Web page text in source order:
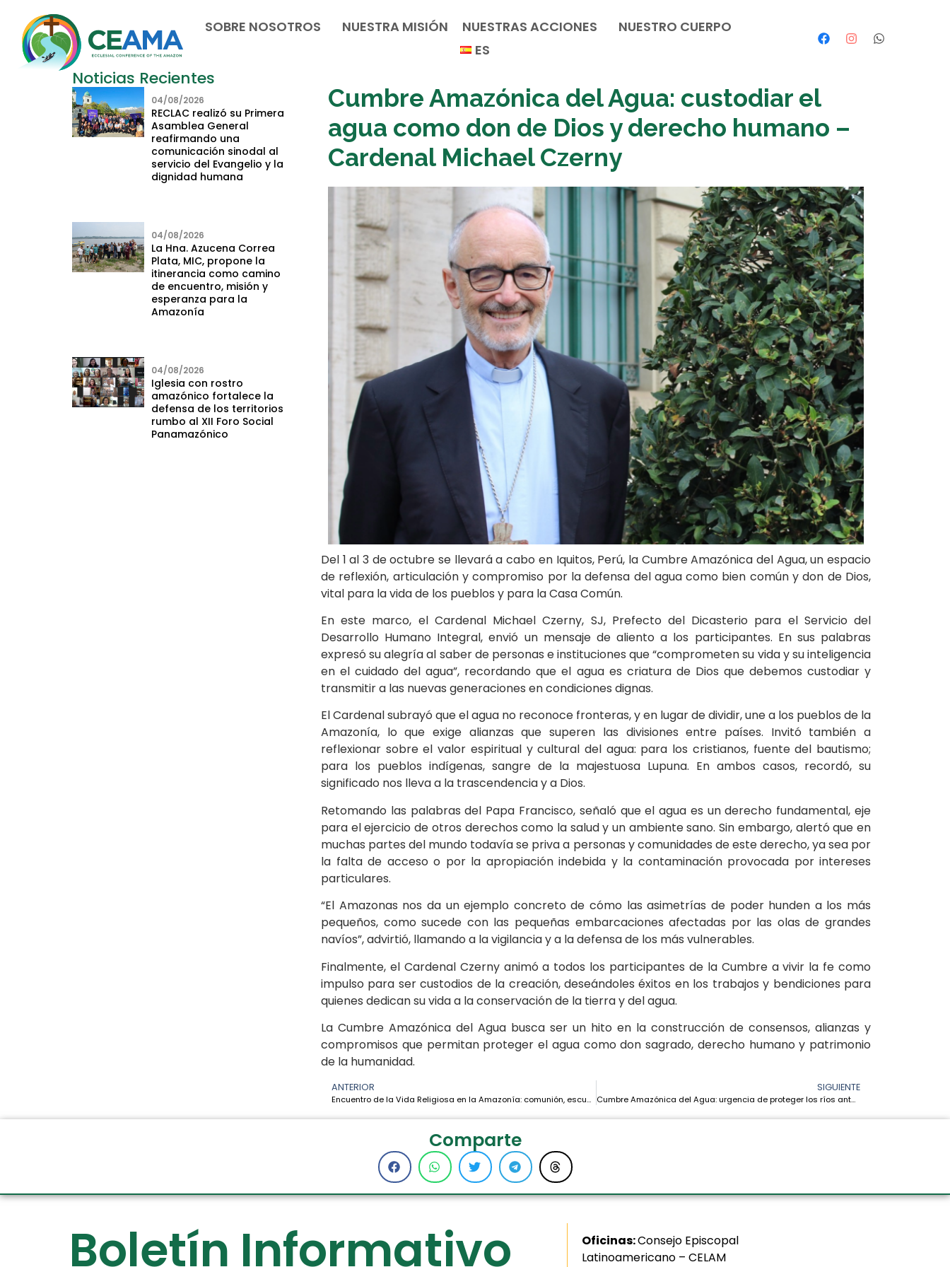
SOBRE NOSOTROS NUESTRA MISIÓN NUESTRAS ACCIONES
NUESTRO CUERPO
ES
Noticias Recientes
04/08/2026
RECLAC realizó su Primera
Asamblea General
reafirmando una
comunicación sinodal al
servicio del Evangelio y la
dignidad humana
04/08/2026
La Hna. Azucena Correa
Plata, MIC, propone la
itinerancia como camino
de encuentro, misión y
esperanza para la
Amazonía
04/08/2026
Iglesia con rostro
amazónico fortalece la
defensa de los territorios
rumbo al XII Foro Social
Panamazónico
Cumbre Amazónica del Agua: custodiar el
agua como don de Dios y derecho humano –
Cardenal Michael Czerny
Del 1 al 3 de octubre se llevará a cabo en Iquitos, Perú, la Cumbre Amazónica del Agua, un espacio
de reflexión, articulación y compromiso por la defensa del agua como bien común y don de Dios,
vital para la vida de los pueblos y para la Casa Común.
En este marco, el Cardenal Michael Czerny, SJ, Prefecto del Dicasterio para el Servicio del
Desarrollo Humano Integral, envió un mensaje de aliento a los participantes. En sus palabras
expresó su alegría al saber de personas e instituciones que “comprometen su vida y su inteligencia
en el cuidado del agua”, recordando que el agua es criatura de Dios que debemos custodiar y
transmitir a las nuevas generaciones en condiciones dignas.
El Cardenal subrayó que el agua no reconoce fronteras, y en lugar de dividir, une a los pueblos de la
Amazonía, lo que exige alianzas que superen las divisiones entre países. Invitó también a
reflexionar sobre el valor espiritual y cultural del agua: para los cristianos, fuente del bautismo;
para los pueblos indígenas, sangre de la majestuosa Lupuna. En ambos casos, recordó, su
significado nos lleva a la trascendencia y a Dios.
Retomando las palabras del Papa Francisco, señaló que el agua es un derecho fundamental, eje
para el ejercicio de otros derechos como la salud y un ambiente sano. Sin embargo, alertó que en
muchas partes del mundo todavía se priva a personas y comunidades de este derecho, ya sea por
la falta de acceso o por la apropiación indebida y la contaminación provocada por intereses
particulares.
“El Amazonas nos da un ejemplo concreto de cómo las asimetrías de poder hunden a los más
pequeños, como sucede con las pequeñas embarcaciones afectadas por las olas de grandes
navíos”, advirtió, llamando a la vigilancia y a la defensa de los más vulnerables.
Finalmente, el Cardenal Czerny animó a todos los participantes de la Cumbre a vivir la fe como
impulso para ser custodios de la creación, deseándoles éxitos en los trabajos y bendiciones para
quienes dedican su vida a la conservación de la tierra y del agua.
La Cumbre Amazónica del Agua busca ser un hito en la construcción de consensos, alianzas y
compromisos que permitan proteger el agua como don sagrado, derecho humano y patrimonio
de la humanidad.
ANTERIOR
Encuentro de la Vida Religiosa en la Amazonía: comunión, escucha y discernimiento hacia los horizontes sinodales
SIGUIENTE
Cumbre Amazónica del Agua: urgencia de proteger los ríos ante las crecientes amenazas
Comparte
Boletín Informativo Oficinas:Consejo Episcopal
Latinoamericano – CELAM